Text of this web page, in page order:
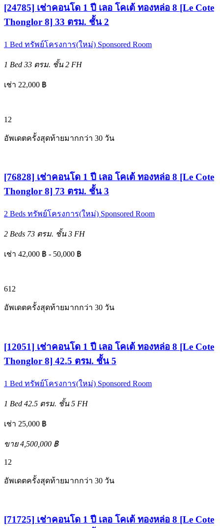
[24785] เช่าคอนโด 1 ปี เลอ โคเต้ ทองหล่อ 8 [Le Cote
Thonglor 8] 33 ตรม. ชั้น 2
1 Bed ทรัพย์โครงการ(ใหม่) Sponsored Room
1 Bed 33 ตรม. ชั้น 2 FH
เช่า 22,000 ฿
12
อัพเดตครั้งสุดท้ายมากกว่า 30 วัน
[76828] เช่าคอนโด 1 ปี เลอ โคเต้ ทองหล่อ 8 [Le Cote
Thonglor 8] 73 ตรม. ชั้น 3
2 Beds ทรัพย์โครงการ(ใหม่) Sponsored Room
2 Beds 73 ตรม. ชั้น 3 FH
เช่า 42,000 ฿ - 50,000 ฿
612
อัพเดตครั้งสุดท้ายมากกว่า 30 วัน
[12051] เช่าคอนโด 1 ปี เลอ โคเต้ ทองหล่อ 8 [Le Cote
Thonglor 8] 42.5 ตรม. ชั้น 5
1 Bed ทรัพย์โครงการ(ใหม่) Sponsored Room
1 Bed 42.5 ตรม. ชั้น 5 FH
เช่า 25,000 ฿
ขาย 4,500,000 ฿
12
อัพเดตครั้งสุดท้ายมากกว่า 30 วัน
[71725] เช่าคอนโด 1 ปี เลอ โคเต้ ทองหล่อ 8 [Le Cote